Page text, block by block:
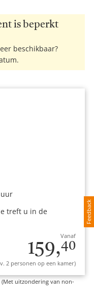
is beperkt
beschikbaar?
treft u in de
Vanaf
159,40
2 personen op een kamer)
uitzondering van non-
Feedback